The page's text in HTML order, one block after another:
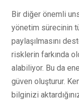
Bir diğer önemli
yönetim sürecinin
paylaşılmasını
risklerin farkında
alabiliyor. Bu da
güven oluşturur.
bilginizi